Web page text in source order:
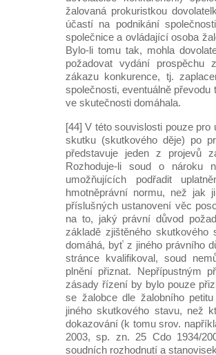
žalovaná prokuristkou
účastí na podnikání
společnice a ovládající osoba
Bylo-li tomu tak, mohla
požadovat vydání prospěchu
zákazu konkurence, tj.
společnosti, eventuálně
ve skutečnosti domáhala.
[44] V této souvislosti pouze
skutku (skutkového děje) po
představuje jeden z projevů
Rozhoduje-li soud o nároku
umožňujících podřadit
hmotněprávní normu, než jak
příslušných ustanovení věc
na to, jaký právní důvod
základě zjištěného
domáhá, byť z jiného právního
stránce kvalifikoval, soud
plnění přiznat. Nepřípustným
zásady řízení by bylo pouze
se žalobce dle žalobního
jiného skutkového stavu, než
dokazování (k tomu srov.
2003, sp. zn. 25 Cdo 1934/
soudních rozhodnutí a